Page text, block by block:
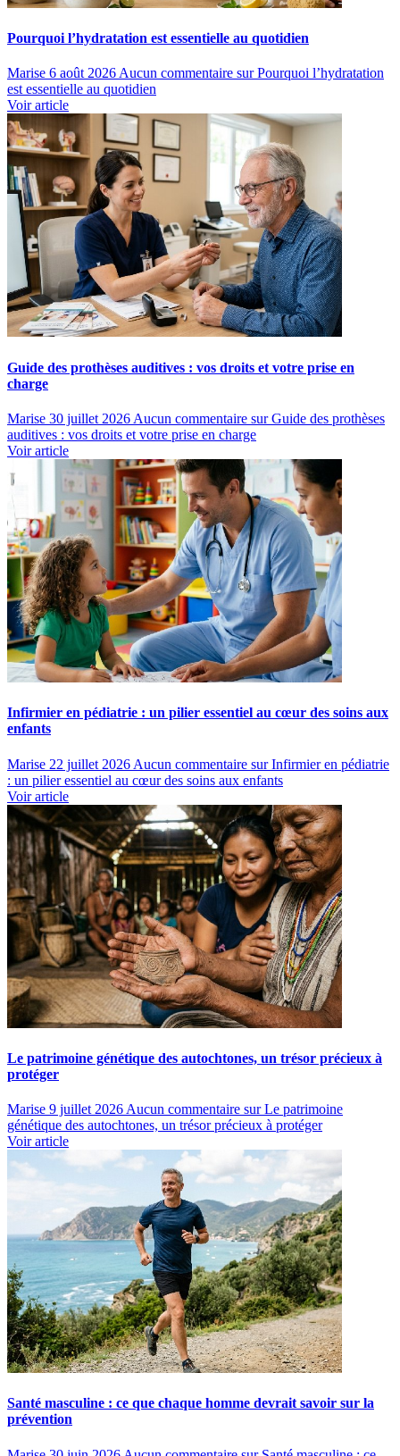
Pourquoi l’hydratation est essentielle au quotidien
Marise 6 août 2026Aucun commentaire sur Pourquoi l’hydratation
est essentielle au quotidien
Voir article
Guide des prothèses auditives : vos droits et votre prise en
charge
Marise 30 juillet 2026 Aucun commentaire sur Guide des prothèses
auditives : vos droits et votre prise en charge
Voir article
Infirmier en pédiatrie : un pilier essentiel au cœur des soins aux
enfants
Marise 22 juillet 2026 Aucun commentaire sur Infirmier en pédiatrie
: un pilier essentiel au cœur des soins aux enfants
Voir article
Le patrimoine génétique des autochtones, un trésor précieux à
protéger
Marise 9 juillet 2026 Aucun commentaire sur Le patrimoine
génétique des autochtones, un trésor précieux à protéger
Voir article
Santé masculine : ce que chaque homme devrait savoir sur la
prévention